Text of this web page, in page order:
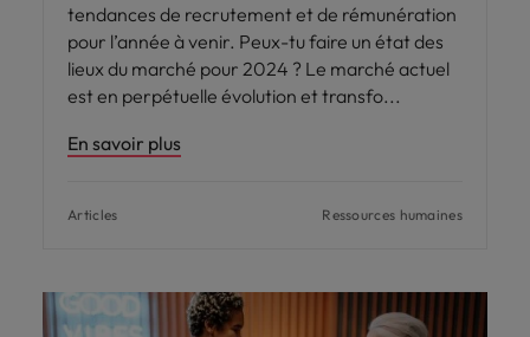
tendances de recrutement et de rémunération
pour l’année à venir. Peux-tu faire un état des
lieux du marché pour 2024 ? Le marché actuel
est en perpétuelle évolution et transfo
En savoir plus
Articles Ressources humaines